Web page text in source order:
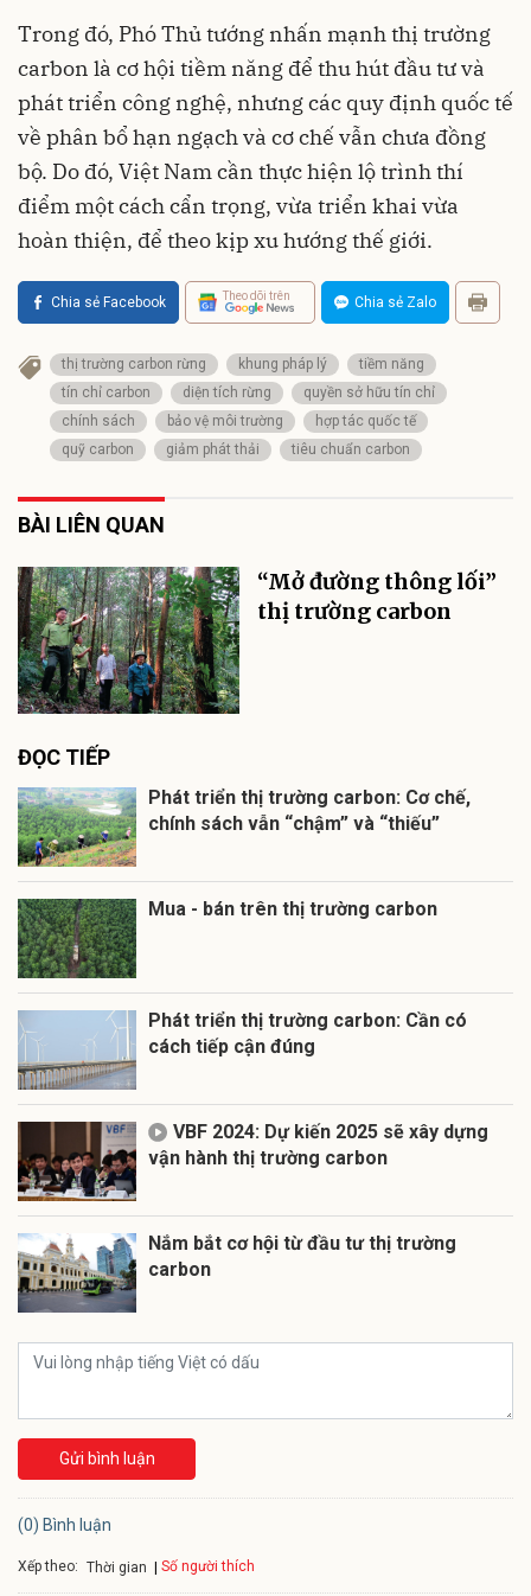
Trong đó, Phó Thủ tướng nhấn mạnh thị trường
carbon là cơ hội tiềm năng để thu hút đầu tư và
phát triển công nghệ, nhưng các quy định quốc tế
về phân bổ hạn ngạch và cơ chế vẫn chưa đồng
bộ. Do đó, Việt Nam cần thực hiện lộ trình thí
điểm một cách cẩn trọng, vừa triển khai vừa
hoàn thiện, để theo kịp xu hướng thế giới.
Chia sẻ Facebook Theo dõi trên Chia sẻ Zalo
thị trường carbon rừng khung pháp lý
tiềm năng
tín chỉ carbon
diện tích rừng
quyền sở hữu tín chỉ
chính sách
bảo vệ môi trường
hợp tác quốc tế
quỹ carbon
giảm phát thải tiêu chuẩn carbon
BÀI LIÊN QUAN
“Mở đường thông lối”
thị trường carbon
ĐỌC TIẾP
Phát triển thị trường carbon: Cơ chế,
chính sách vẫn “chậm” và “thiếu”
Mua - bán trên thị trường carbon
Phát triển thị trường carbon: Cần có
cách tiếp cận đúng
VBF 2024: Dự kiến 2025 sẽ xây dựng
vận hành thị trường carbon
Nắm bắt cơ hội từ đầu tư thị trường
carbon
Gửi bình luận
(0) Bình luận
Xếp theo: Thời gian Số người thích